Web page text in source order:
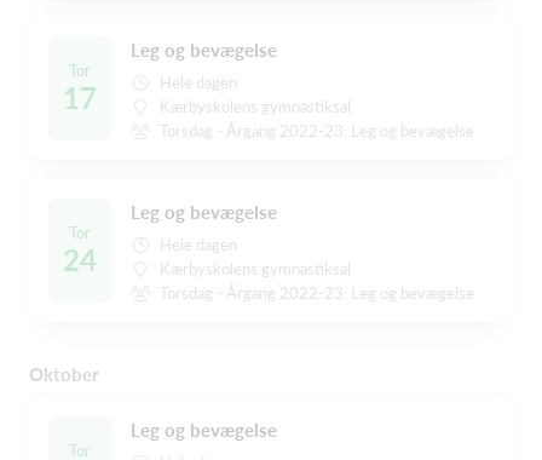
Tor
17
Leg og bevægelse
Hele dagen
Kærbyskolens gymnastiksal
Torsdag - Årgang 2022-23: Leg og bevægelse
Tor
24
Leg og bevægelse
Hele dagen
Kærbyskolens gymnastiksal
Torsdag - Årgang 2022-23: Leg og bevægelse
Oktober
Tor
Leg og bevægelse